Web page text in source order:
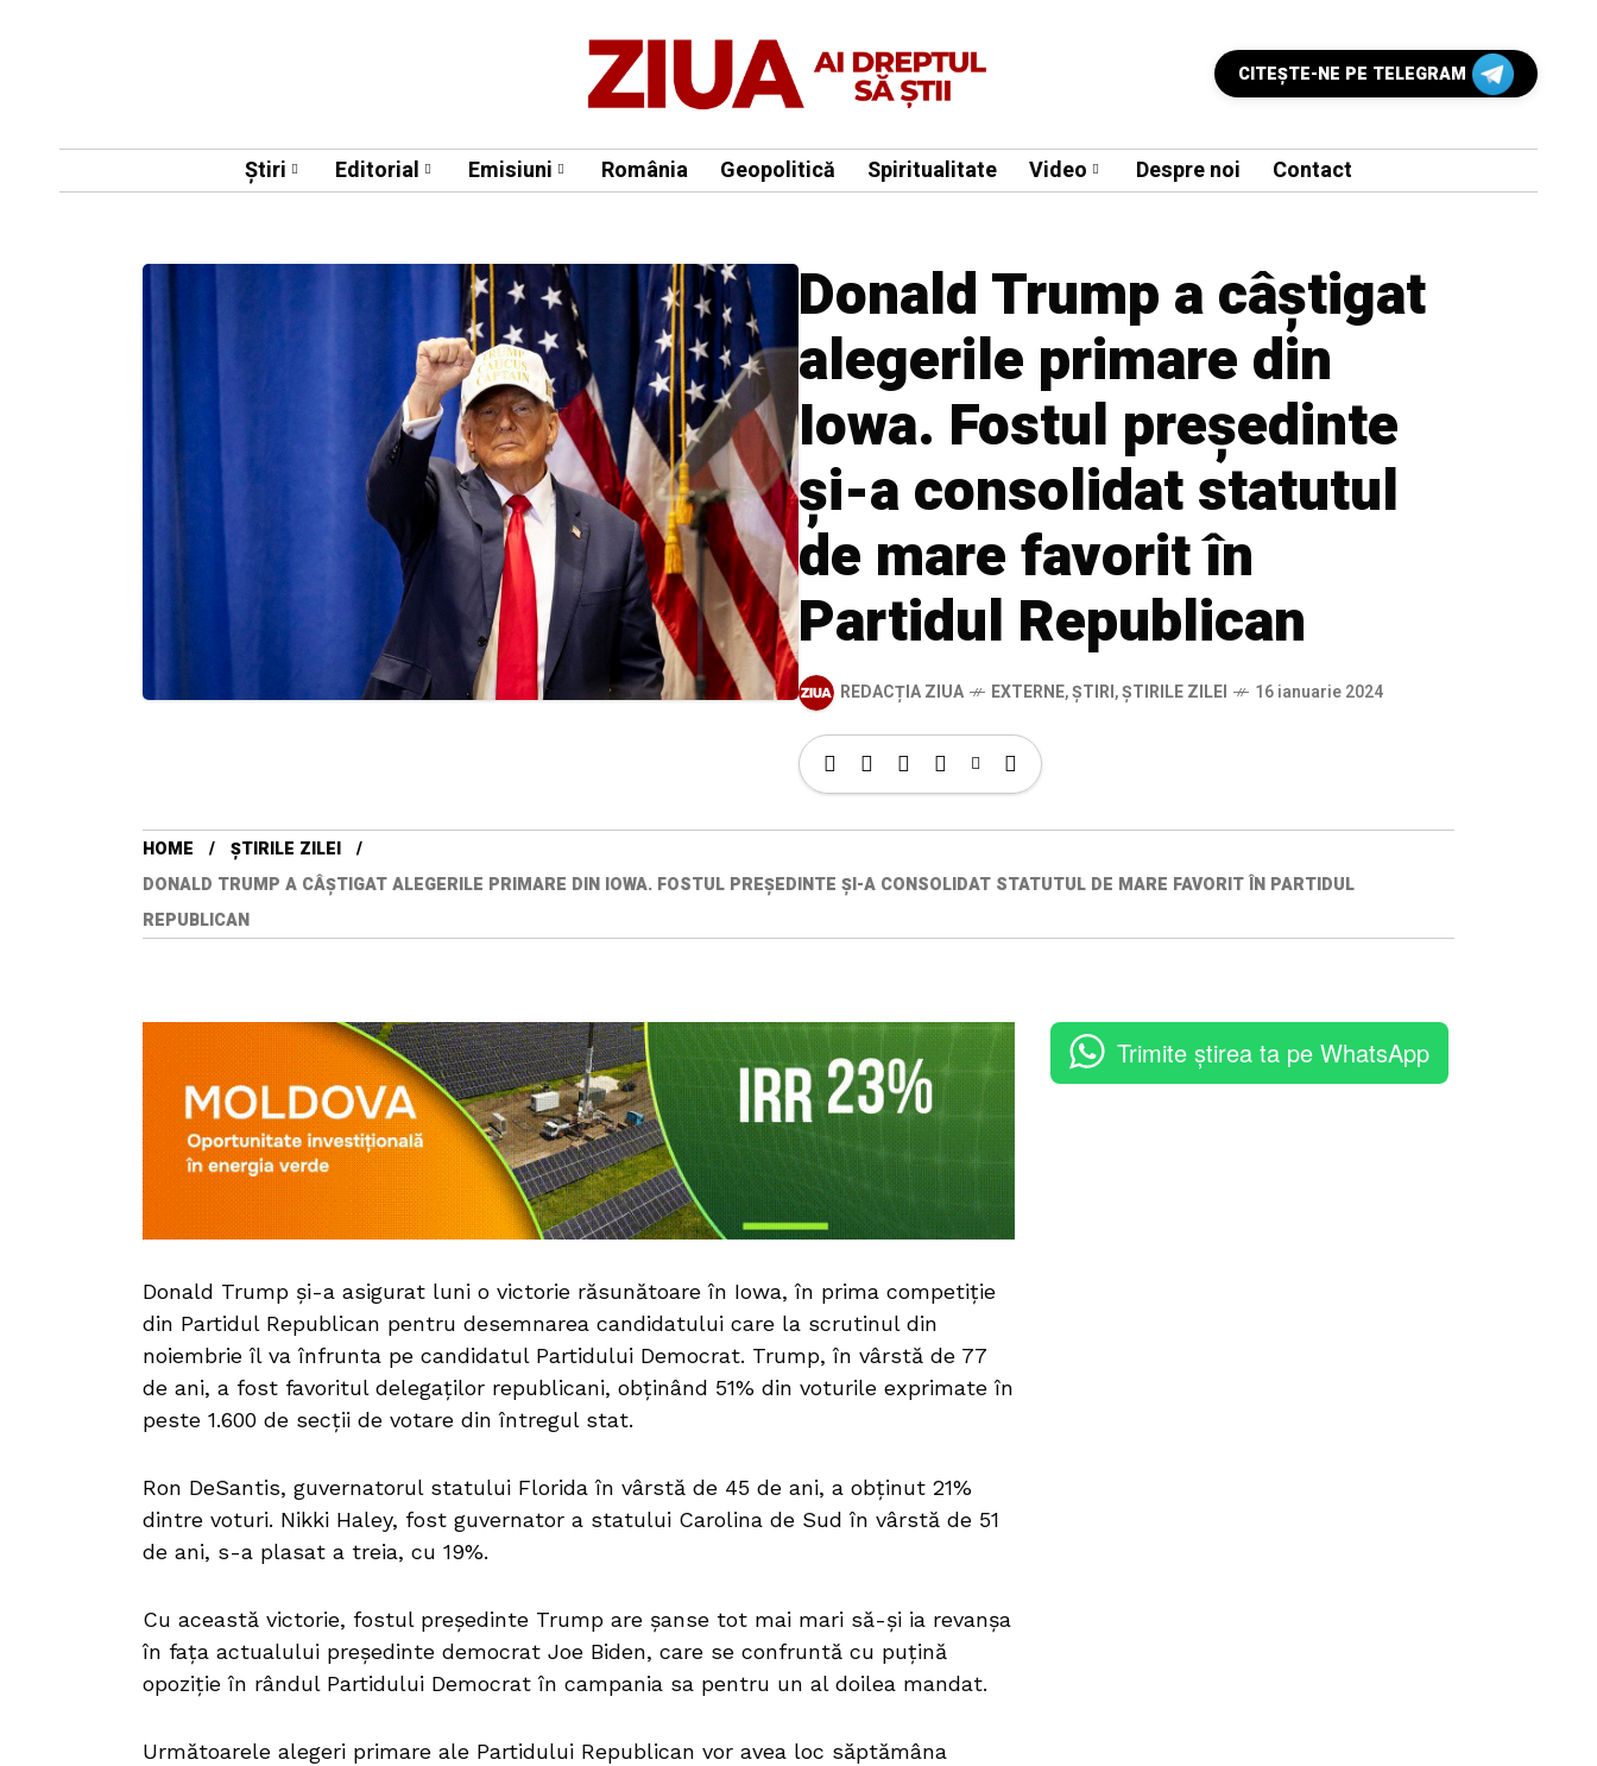
CITEŞTE-NE PE TELEGRAM
Știri Editorial Emisiuni România Geopolitică Spiritualitate Video Despre noi Contact
Donald Trump a câştigat
alegerile primare din
Iowa. Fostul președinte
și-a consolidat statutul
de mare favorit în
Partidul Republican
REDACȚIA ZIUA EXTERNE,ȘTIRI,ȘTIRILE ZILEI 16 ianuarie 2024
HOME
ȘTIRILE ZILEI
DONALD TRUMP A CÂŞTIGAT ALEGERILE PRIMARE DIN IOWA. FOSTUL PREȘEDINTE ȘI-A CONSOLIDAT STATUTUL DE MARE FAVORIT ÎN PARTIDUL
REPUBLICAN
Donald Trump şi-a asigurat luni o victorie răsunătoare în Iowa, în prima competiţie
din Partidul Republican pentru desemnarea candidatului care la scrutinul din
noiembrie îl va înfrunta pe candidatul Partidului Democrat. Trump, în vârstă de 77
de ani, a fost favoritul delegaților republicani, obținând 51% din voturile exprimate în
peste 1.600 de secţii de votare din întregul stat.
Ron DeSantis, guvernatorul statului Florida în vârstă de 45 de ani, a obținut 21%
dintre voturi. Nikki Haley, fost guvernator a statului Carolina de Sud în vârstă de 51
de ani, s-a plasat a treia, cu 19%.
Cu această victorie, fostul președinte Trump are șanse tot mai mari să-și ia revanșa
în fața actualului președinte democrat Joe Biden, care se confruntă cu puţină
opoziţie în rândul Partidului Democrat în campania sa pentru un al doilea mandat.
Următoarele alegeri primare ale Partidului Republican vor avea loc săptămâna
Trimite știrea ta pe WhatsApp